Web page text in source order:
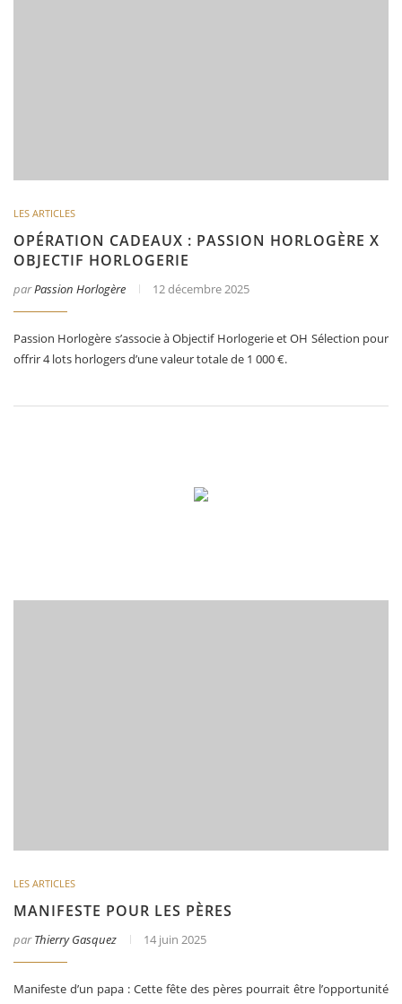
LES ARTICLES
OPÉRATION CADEAUX : PASSION HORLOGÈRE X
OBJECTIF HORLOGERIE
parPassion Horlogère 12 décembre 2025
Passion Horlogère s’associe à Objectif Horlogerie et OH Sélection pour
offrir 4 lots horlogers d’une valeur totale de 1 000 €.
LES ARTICLES
MANIFESTE POUR LES PÈRES
parThierry Gasquez 14 juin 2025
Manifeste d’un papa : Cette fête des pères pourrait être l’opportunité